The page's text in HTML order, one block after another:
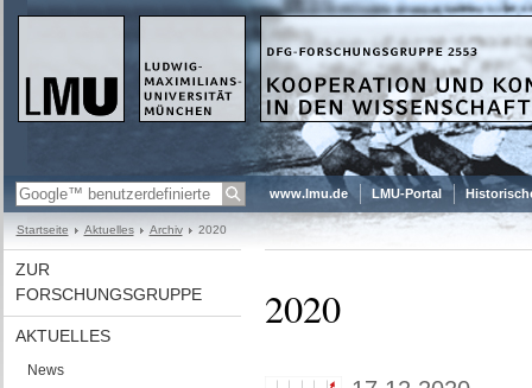
www.lmu.de LMU-Portal
Startseite Aktuelles Archiv 2020
ZUR
FORSCHUNGSGRUPPE
AKTUELLES
News
2020